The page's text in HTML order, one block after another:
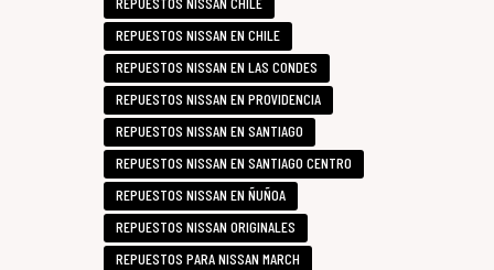
REPUESTOS NISSAN EN CHILE
REPUESTOS NISSAN EN LAS CONDES
REPUESTOS NISSAN EN PROVIDENCIA
REPUESTOS NISSAN EN SANTIAGO
REPUESTOS NISSAN EN SANTIAGO CENTRO
REPUESTOS NISSAN EN ÑUÑOA
REPUESTOS NISSAN ORIGINALES
REPUESTOS PARA NISSAN MARCH